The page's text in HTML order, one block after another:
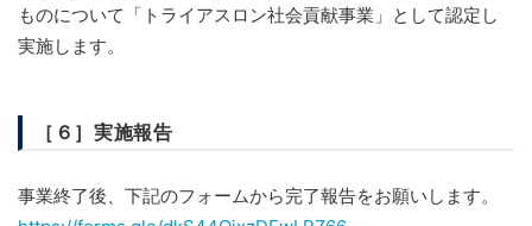
ものについて「トライアスロン社会貢献事業」として認定し
実施します。
［６］実施報告
事業終了後、下記のフォームから完了報告をお願いします。